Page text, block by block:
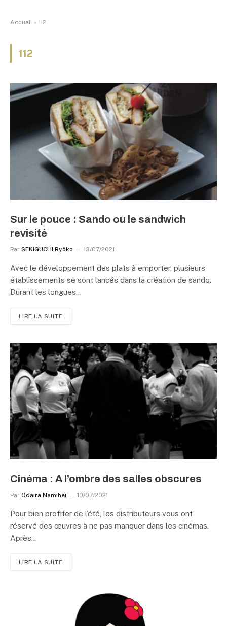
Accueil » 112
112
Sur le pouce : Sando ou le sandwich
revisité
Par SEKIGUCHI Ryôko 13/07/2021
Avec le développement des plats à emporter, plusieurs
établissements se sont lancés dans la création de sando.
Durant les longues…
LIRE LA SUITE
Cinéma : A l’ombre des salles obscures
Par Odaira Namihei 10/07/2021
Pour bien profiter de l’été, les distributeurs vous ont
réservé des œuvres à ne pas manquer dans les cinémas.
Après…
LIRE LA SUITE